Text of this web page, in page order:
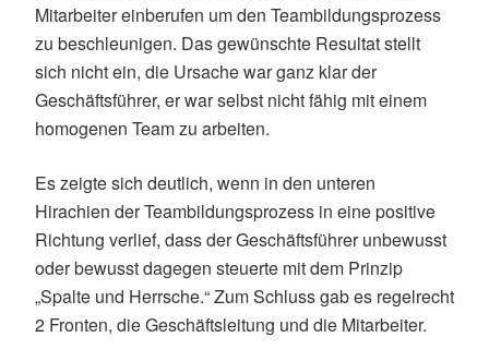
Mitarbeiter einberufen um den Teambildungsprozess
zu beschleunigen. Das gewünschte Resultat stellt
sich nicht ein, die Ursache war ganz klar der
Geschäftsführer, er war selbst nicht fähig mit einem
homogenen Team zu arbeiten.
Es zeigte sich deutlich, wenn in den unteren
Hirachien der Teambildungsprozess in eine positive
Richtung verlief, dass der Geschäftsführer unbewusst
oder bewusst dagegen steuerte mit dem Prinzip
„Spalte und Herrsche.“ Zum Schluss gab es regelrecht
2 Fronten, die Geschäftsleitung und die Mitarbeiter.